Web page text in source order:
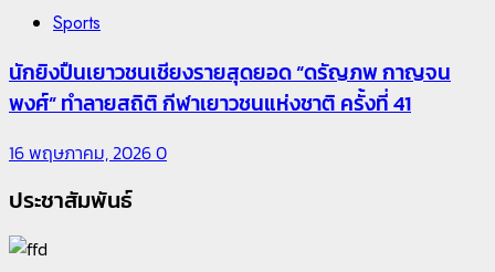
Sports
นักยิงปืนเยาวชนเชียงรายสุดยอด “ดรัญภพ กาญจน
พงศ์” ทำลายสถิติ กีฬาเยาวชนแห่งชาติ ครั้งที่ 41
16 พฤษภาคม, 20260
ประชาสัมพันธ์